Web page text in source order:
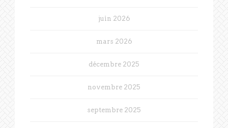
juin 2026
mars 2026
décembre 2025
novembre 2025
septembre 2025